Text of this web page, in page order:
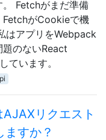
Fetchがまだ準備
FetchがCookieで機
はアプリをWebpack
のないReact
ています。
リクエスト
ますか？